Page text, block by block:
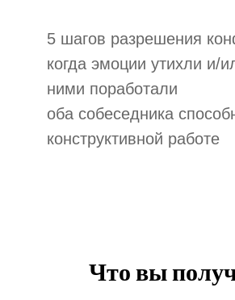
5 шагов разрешения
когда эмоции утихли и/
ними поработали ­
оба собеседника
конструктивной работе
Что вы